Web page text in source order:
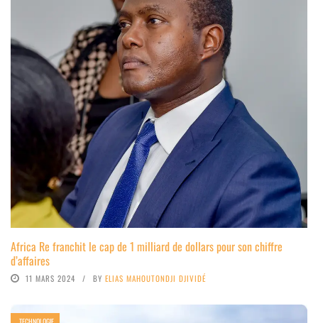
Africa Re franchit le cap de 1 milliard de dollars pour son chiffre
d’affaires
11 MARS 2024 BY ELIAS MAHOUTONDJI DJIVIDÉ